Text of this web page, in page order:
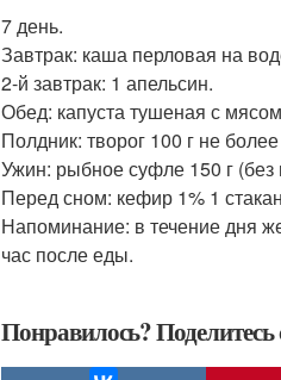
7 день.
Завтрак: каша перловая на
2-й завтрак: 1 апельсин.
Обед: капуста тушеная с
Полдник: творог 100 г не
Ужин: рыбное суфле 150 г (без
Перед сном: кефир 1% 1
Напоминание: в течение дня
час после еды.
Понравилось? Поделитесь